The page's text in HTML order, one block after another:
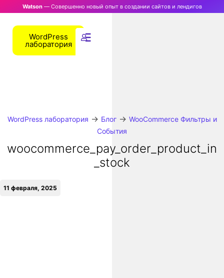
Watson— Совершенно новый опыт в создании сайтов и лендигов
WordPress
лаборатория
WordPress лаборатория → Блог→ WooCommerce Фильтры и
События
woocommerce_pay_order_product_in
_stock
11 февраля, 2025